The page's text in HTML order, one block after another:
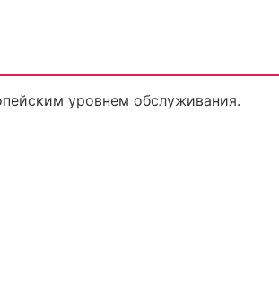
уровнем обслуживания.